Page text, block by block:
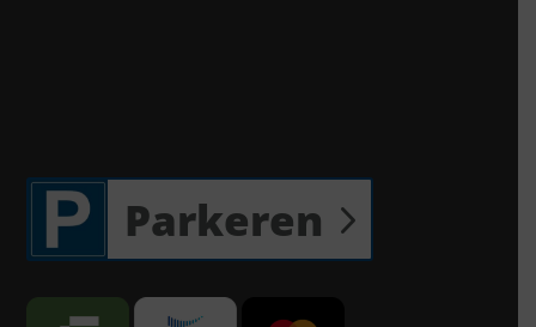
Parkeren